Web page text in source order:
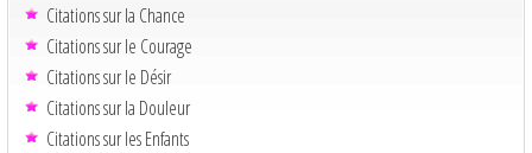
Citations sur la Chance
Citations sur le Courage
Citations sur le Désir
Citations sur la Douleur
Citations sur les Enfants